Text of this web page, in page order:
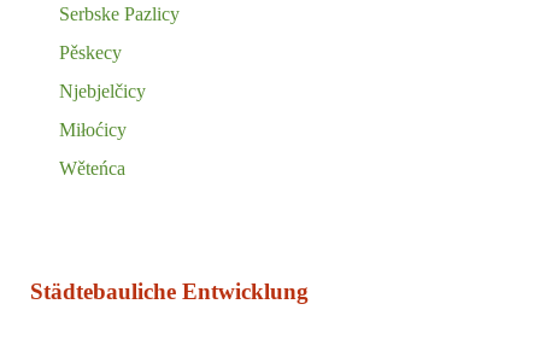
Serbske Pazlicy
Pěskecy
Njebjelčicy
Miłoćicy
Wěteńca
Städtebauliche Entwicklung